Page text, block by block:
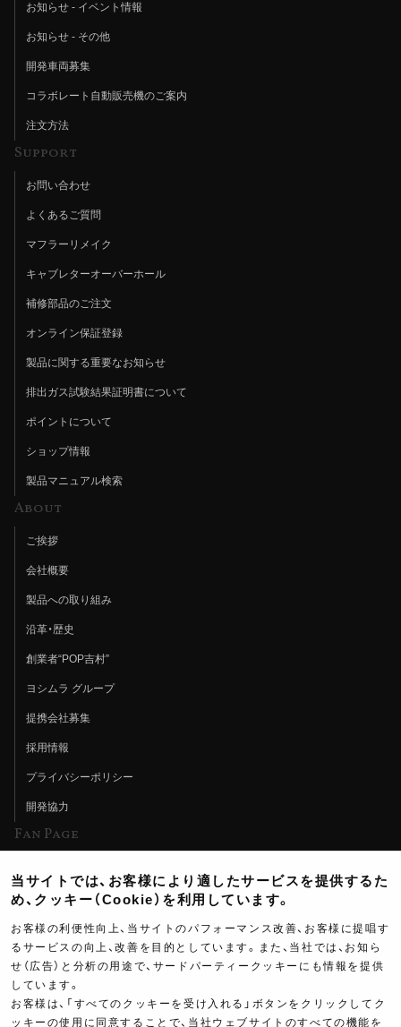
お知らせ - イベント情報
お知らせ - その他
開発車両募集
コラボレート自動販売機のご案内
注文方法
Support
お問い合わせ
よくあるご質問
マフラーリメイク
キャブレターオーバーホール
補修部品のご注文
オンライン保証登録
製品に関する重要なお知らせ
排出ガス試験結果証明書について
ポイントについて
ショップ情報
製品マニュアル検索
About
ご挨拶
会社概要
製品への取り組み
沿革・歴史
創業者“POP吉村”
ヨシムラ グループ
提携会社募集
採用情報
プライバシーポリシー
開発協力
Fan Page
ヨシムラTV
イベント情報
イベントスケジュール
ツーリングブレイクタイム
当サイトでは、お客様により適したサービスを提供するた
め、クッキー（Cookie）を利用しています。
お客様の利便性向上、当サイトのパフォーマンス改善、お客様に提唱す
るサービスの向上、改善を目的としています。また、当社では、お知ら
せ（広告）と分析の用途で、サードパーティークッキーにも情報を提供
しています。
お客様は、「すべてのクッキーを受け入れる」ボタンをクリックしてク
ッキーの使用に同意することで、当社ウェブサイトのすべての機能を